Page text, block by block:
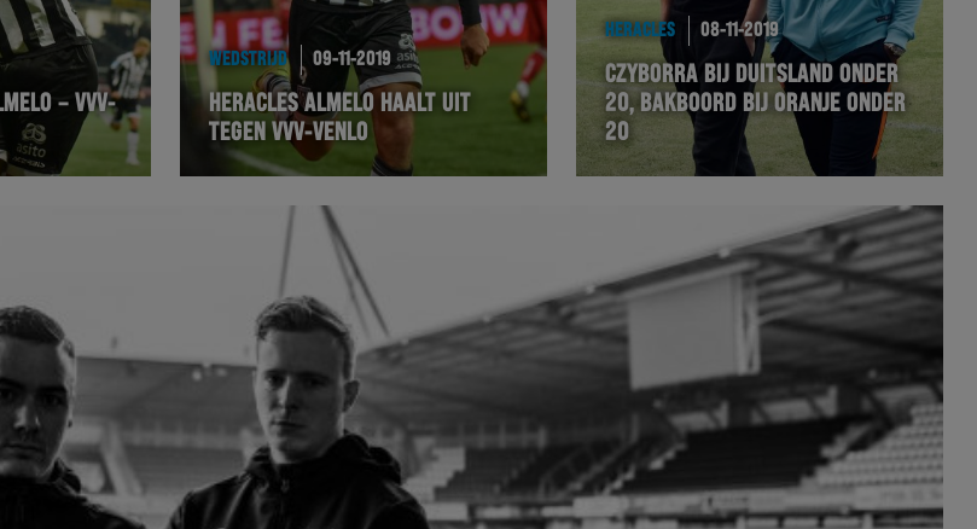
– VVV-
WEDSTRIJD 09-11-2019
HERACLES ALMELO HAALT UIT
TEGEN VVV-VENLO
HERACLES 08-11-2019
CZYBORRA BIJ DUITSLAND ONDER
20, BAKBOORD BIJ ORANJE ONDER
20